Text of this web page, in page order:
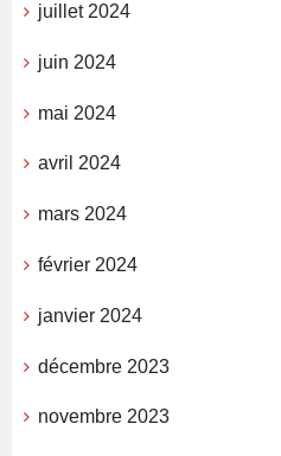
juillet 2024
juin 2024
mai 2024
avril 2024
mars 2024
février 2024
janvier 2024
décembre 2023
novembre 2023